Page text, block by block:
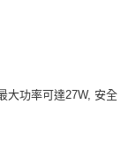
大功率可達27W, 安全